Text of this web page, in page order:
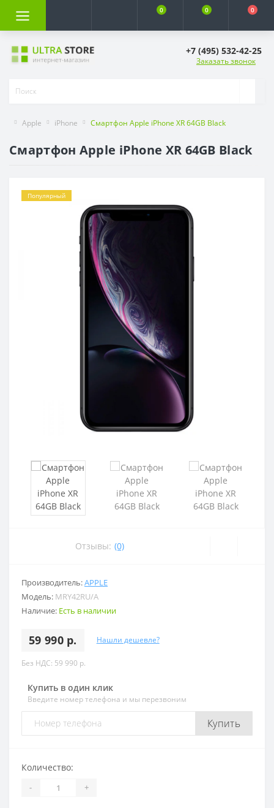
0 0 0
+7 (495) 532-42-25
Заказать звонок
Apple iPhone Смартфон Apple iPhone XR 64GB Black
Смартфон Apple iPhone XR 64GB Black
Популярный
Отзывы: (0)
Производитель:APPLE
Модель: MRY42RU/A
Наличие: Есть в наличии
59 990 р. Нашли дешевле?
Без НДС: 59 990 р.
Купить в один клик
Введите номер телефона и мы перезвоним
Купить
Количество:
- +